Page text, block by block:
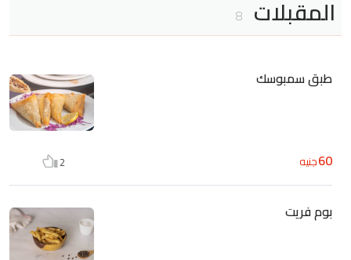
المقبلات 8
طبق سمبوسك
60جنيه 2
بوم فريت